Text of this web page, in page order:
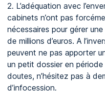
2. L’adéquation avec
cabinets n’ont pas
nécessaires pour gérer
de millions d’euros. A
peuvent ne pas apporter
un petit dossier en
doutes, n’hésitez pas à
d’infocession.